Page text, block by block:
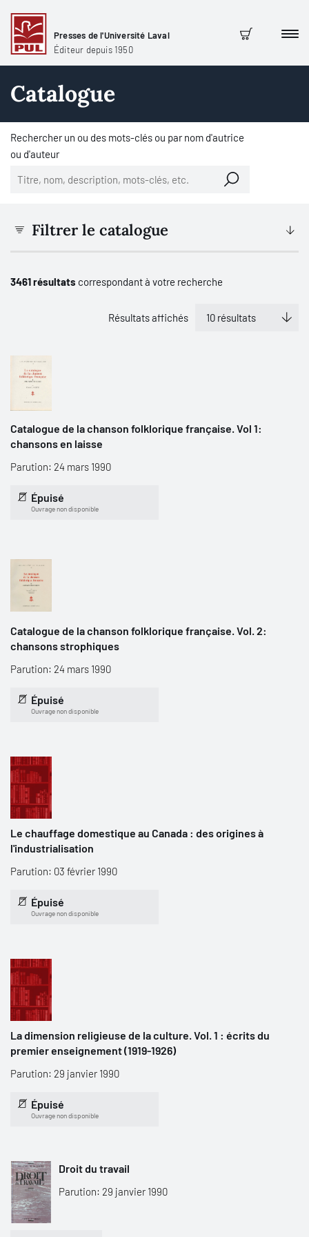
Presses de l'Université Laval
Éditeur depuis 1950
Panier
Catalogue
Rechercher un ou des mots-clés ou par nom d'autrice
ou d'auteur
Filtrer le catalogue
3461 résultats correspondant à votre recherche
Résultats affichés
Catalogue de la chanson folklorique française. Vol 1:
chansons en laisse
Parution: 24 mars 1990
Épuisé
Ouvrage non disponible
Catalogue de la chanson folklorique française. Vol. 2:
chansons strophiques
Parution: 24 mars 1990
Épuisé
Ouvrage non disponible
Le chauffage domestique au Canada : des origines à
l'industrialisation
Parution: 03 février 1990
Épuisé
Ouvrage non disponible
La dimension religieuse de la culture. Vol. 1 : écrits du
premier enseignement (1919-1926)
Parution: 29 janvier 1990
Épuisé
Ouvrage non disponible
Droit du travail
Parution: 29 janvier 1990